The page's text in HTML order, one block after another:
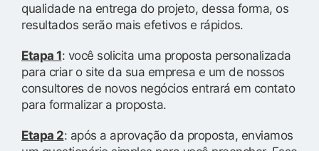
qualidade na entrega do projeto, dessa forma, os
resultados serão mais efetivos e rápidos.
Etapa 1: você solicita uma proposta personalizada
para criar o site da sua empresa e um de nossos
consultores de novos negócios entrará em contato
para formalizar a proposta.
Etapa 2: após a aprovação da proposta, enviamos